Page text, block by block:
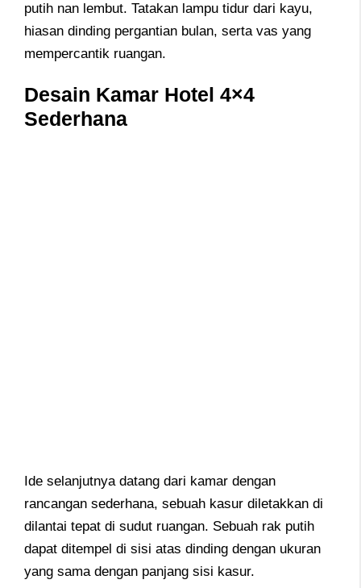
putih nan lembut. Tatakan lampu tidur dari kayu,
hiasan dinding pergantian bulan, serta vas yang
mempercantik ruangan.
Desain Kamar Hotel 4×4
Sederhana
Ide selanjutnya datang dari kamar dengan
rancangan sederhana, sebuah kasur diletakkan di
dilantai tepat di sudut ruangan. Sebuah rak putih
dapat ditempel di sisi atas dinding dengan ukuran
yang sama dengan panjang sisi kasur.